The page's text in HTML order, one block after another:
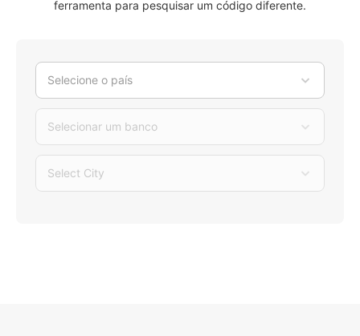
ferramenta para pesquisar um código diferente.
Selecione o país
Selecionar um banco
Select City